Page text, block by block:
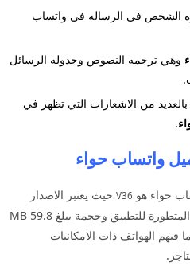
الشخص في الرساله في واتساب
وهي ترجمه النصوص وجدوله الرسائل
من الاشعارات التي تظهر في
.
واتساب حواء
حواء هو V36 حيث يعتبر الاصدار
الاخير الذي تم اصدارة من الشركة المتطورة للتطبيق وحجمة يبلغ 59.8 MB
فيهم الهواتف ذات الامكانيات